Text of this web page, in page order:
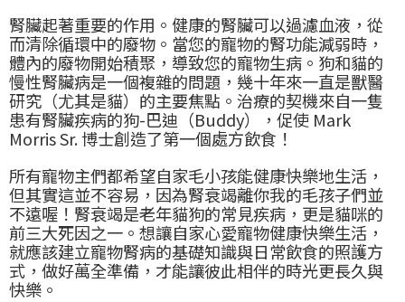
腎臟起著重要的作用。健康的腎臟可以過濾血液，從
而清除循環中的廢物。當您的寵物的腎功能減弱時，
體內的廢物開始積聚，導致您的寵物生病。狗和貓的
慢性腎臟病是一個複雜的問題，幾十年來一直是獸醫
研究（尤其是貓）的主要焦點。治療的契機來自一隻
患有腎臟疾病的狗-巴迪（Buddy），促使 Mark
Morris Sr. 博士創造了第一個處方飲食！
所有寵物主們都希望自家毛小孩能健康快樂地生活，
但其實這並不容易，因為腎衰竭離你我的毛孩子們並
不遠喔！腎衰竭是老年貓狗的常見疾病，更是貓咪的
前三大死因之一。想讓自家心愛寵物健康快樂生活，
就應該建立寵物腎病的基礎知識與日常飲食的照護方
式，做好萬全準備，才能讓彼此相伴的時光更長久與
快樂。